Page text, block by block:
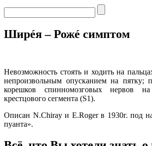
Ширéя – Рожé симптом
Невозможность стоять и ходить на
непроизвольным опусканием на пятку;
корешков спинномозговых нервов
крестцового сегмента (S1).
Описан N.Chiray и E.Roger в 1930г. под
пуанта».